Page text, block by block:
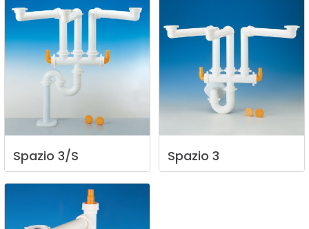
Spazio 3/S Spazio 3